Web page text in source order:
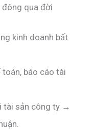
qua đời
kinh doanh bất
toán, báo cáo tài
tài sản công ty →